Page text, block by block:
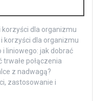
dla organizmu
korzyści dla organizmu
liniowego: jak dobrać
trwałe połączenia
z nadwagą?
zastosowanie i